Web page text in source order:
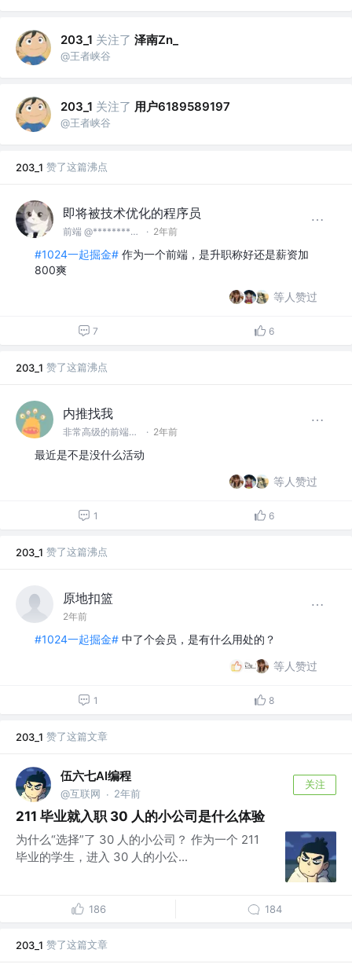
203_1 关注了 泽南Zn_
@王者峡谷
203_1 关注了 用户6189589197
@王者峡谷
203_1 赞了这篇沸点
即将被技术优化的程序员
前端 @************ · 2年前
#1024一起掘金# 作为一个前端，是升职称好还是薪资加
800爽
等人赞过
7 6
203_1 赞了这篇沸点
内推找我
非常高级的前端开发 · 2年前
最近是不是没什么活动
等人赞过
1 6
203_1 赞了这篇沸点
原地扣篮
2年前
#1024一起掘金# 中了个会员，是有什么用处的？
等人赞过
1 8
203_1 赞了这篇文章
伍六七AI编程
@互联网 · 2年前
关注
211 毕业就入职 30 人的小公司是什么体验
为什么“选择”了 30 人的小公司？ 作为一个 211
毕业的学生，进入 30 人的小公...
186 184
203_1 赞了这篇文章